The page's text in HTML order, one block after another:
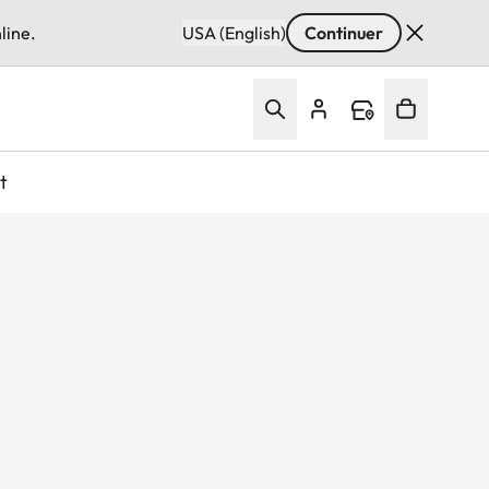
USA (English) Continuer